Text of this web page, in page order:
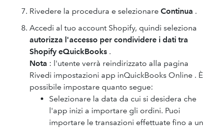
Rivedere la procedura e selezionare Continua .
Accedi al tuo account Shopify, quindi seleziona
autorizza l'accesso per condividere i dati tra
Shopify eQuickBooks .
Nota : l'utente verrà reindirizzato alla pagina
Rivedi impostazioni app inQuickBooks Online . È
possibile impostare quanto segue:
Selezionare la data da cui si desidera che
l'app inizi a importare gli ordini. Puoi
importare le transazioni effettuate fino a un